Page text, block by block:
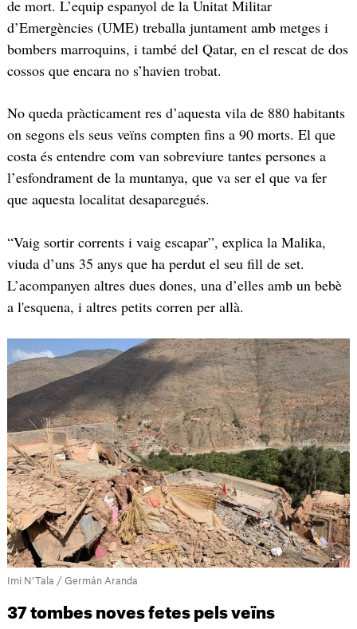
de mort. L’equip espanyol de la Unitat Militar
d’Emergències (UME) treballa juntament amb metges i
bombers marroquins, i també del Qatar, en el rescat de dos
cossos que encara no s’havien trobat.
No queda pràcticament res d’aquesta vila de 880 habitants
on segons els seus veïns compten fins a 90 morts. El que
costa és entendre com van sobreviure tantes persones a
l’esfondrament de la muntanya, que va ser el que va fer
que aquesta localitat desaparegués.
“Vaig sortir corrents i vaig escapar”, explica la Malika,
viuda d’uns 35 anys que ha perdut el seu fill de set.
L’acompanyen altres dues dones, una d’elles amb un bebè
a l'esquena, i altres petits corren per allà.
Imi N’Tala / Germán Aranda
37 tombes noves fetes pels veïns